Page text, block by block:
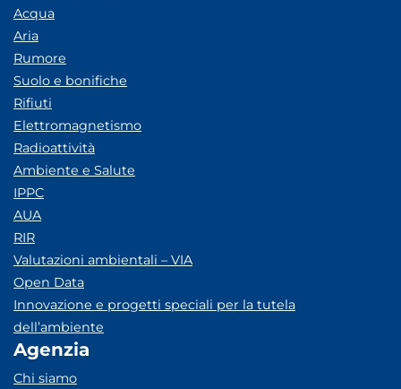
Acqua
Aria
Rumore
Suolo e bonifiche
Rifiuti
Elettromagnetismo
Radioattività
Ambiente e Salute
IPPC
AUA
RIR
Valutazioni ambientali – VIA
Open Data
Innovazione e progetti speciali per la tutela
dell’ambiente
Agenzia
Chi siamo